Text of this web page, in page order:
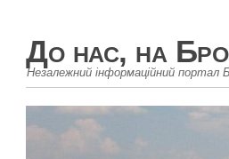
До нас, на
Незалежний інформаційний портал